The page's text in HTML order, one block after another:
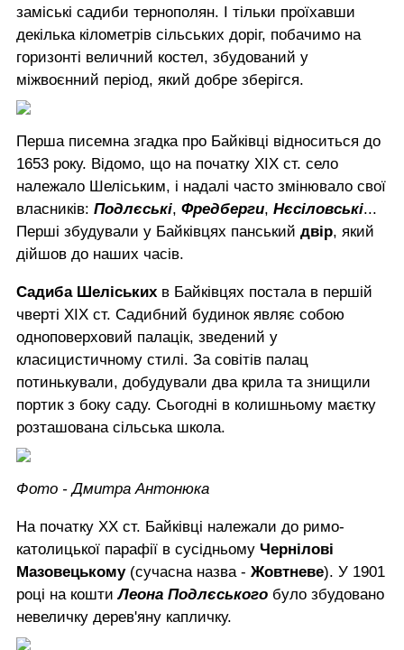
заміські садиби тернополян. І тільки проїхавши
декілька кілометрів сільських доріг, побачимо на
горизонті величний костел, збудований у
міжвоєнний період, який добре зберігся.
Перша писемна згадка про Байківці відноситься до
1653 року. Відомо, що на початку ХІХ ст. село
належало Шеліським, і надалі часто змінювало свої
власників: Подлєські, Фредберги, Нєсіловські...
Перші збудували у Байківцях панський двір, який
дійшов до наших часів.
Садиба Шеліських в Байківцях постала в першій
чверті ХІХ ст. Садибний будинок являє собою
одноповерховий палацік, зведений у
класицистичному стилі. За совітів палац
потинькували, добудували два крила та знищили
портик з боку саду. Сьогодні в колишньому маєтку
розташована сільська школа.
Фото - Дмитра Антонюка
На початку ХХ ст. Байківці належали до римо-
католицької парафії в сусідньому Чернілові
Мазовецькому(сучасна назва - Жовтневе). У 1901
році на коштиЛеона Подлєського було збудовано
невеличку дерев'яну капличку.